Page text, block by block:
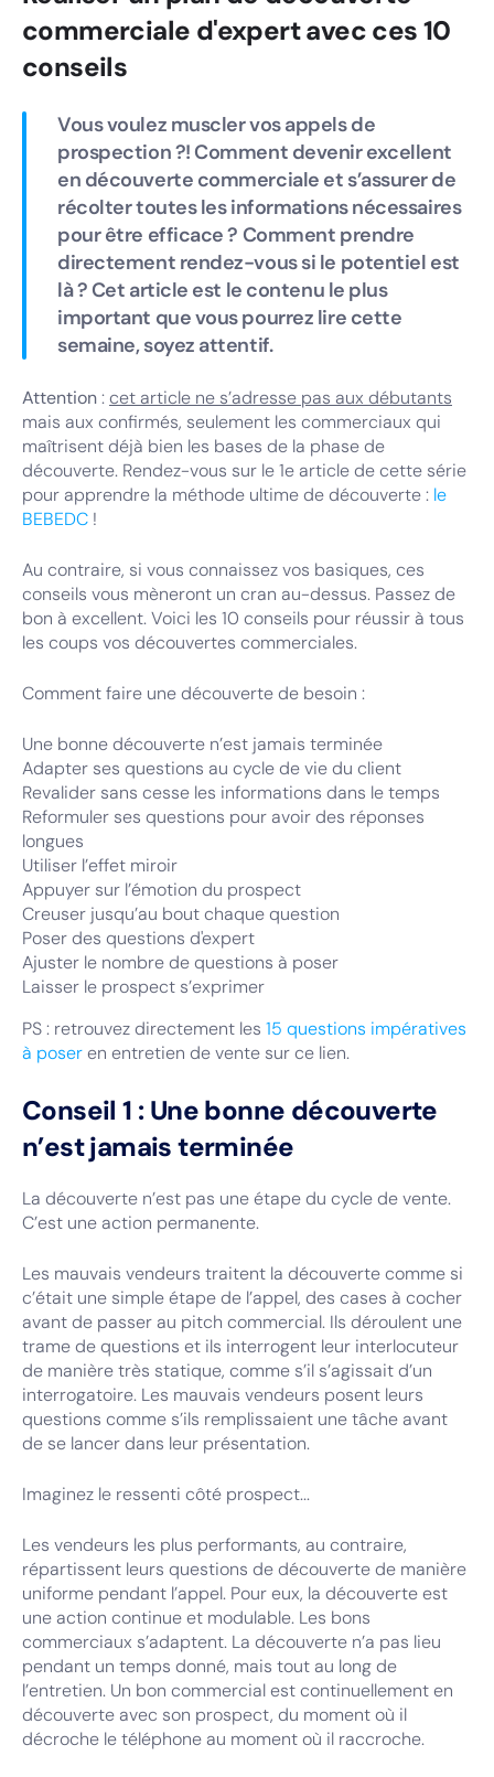
commerciale d'expert avec ces 10
conseils
Vous voulez muscler vos appels de
prospection ?! Comment devenir excellent
en découverte commerciale et s’assurer de
récolter toutes les informations nécessaires
pour être efficace ? Comment prendre
directement rendez-vous si le potentiel est
là ? Cet article est le contenu le plus
important que vous pourrez lire cette
semaine, soyez attentif.
Attention:cet article ne s’adresse pas aux débutants
mais aux confirmés, seulement les commerciaux qui
maîtrisent déjà bien les bases de la phase de
découverte. Rendez-vous sur le 1e article de cette série
pour apprendre la méthode ultime de découverte : le
BEBEDC !
Au contraire, si vous connaissez vos basiques, ces
conseils vous mèneront un cran au-dessus. Passez de
bon à excellent. Voici les 10 conseils pour réussir à tous
les coups vos découvertes commerciales.
Comment faire une découverte de besoin :
Une bonne découverte n’est jamais terminée
Adapter ses questions au cycle de vie du client
Revalider sans cesse les informations dans le temps
Reformuler ses questions pour avoir des réponses
longues
Utiliser l’effet miroir
Appuyer sur l’émotion du prospect
Creuser jusqu’au bout chaque question
Poser des questions d'expert
Ajuster le nombre de questions à poser
Laisser le prospect s’exprimer
PS : retrouvez directement les 15 questions impératives
à poseren entretien de vente sur ce lien.
Conseil 1 : Une bonne découverte
n’est jamais terminée
La découverte n’est pas une étape du cycle de vente.
C’est une action permanente.
Les mauvais vendeurs traitent la découverte comme si
c’était une simple étape de l’appel, des cases à cocher
avant de passer au pitch commercial. Ils déroulent une
trame de questions et ils interrogent leur interlocuteur
de manière très statique, comme s’il s’agissait d’un
interrogatoire. Les mauvais vendeurs posent leurs
questions comme s’ils remplissaient une tâche avant
de se lancer dans leur présentation.
Imaginez le ressenti côté prospect...
Les vendeurs les plus performants, au contraire,
répartissent leurs questions de découverte de manière
uniforme pendant l’appel. Pour eux, la découverte est
une action continue et modulable. Les bons
commerciaux s’adaptent. La découverte n’a pas lieu
pendant un temps donné, mais tout au long de
l’entretien. Un bon commercial est continuellement en
découverte avec son prospect, du moment où il
décroche le téléphone au moment où il raccroche.